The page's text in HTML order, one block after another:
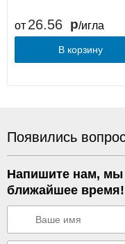
от 26.56 /игла
В корзину
Появились
Напишите нам,
ближайшее время!